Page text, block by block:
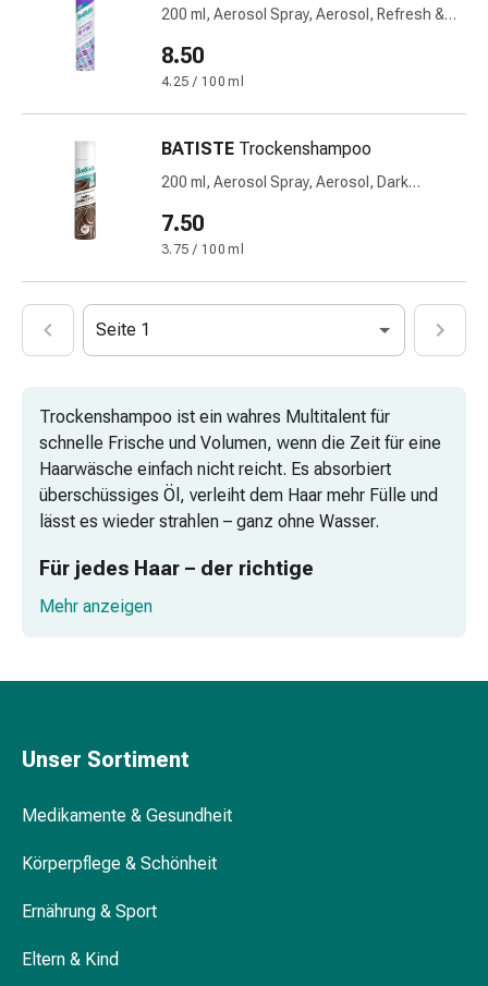
Rezeptpflichtige
Arzneimittel
Rezeptpflichtige
Vaginalbeschwerden
Menstruation
Wechseljahre
Scheideninfektion
Kombipräparate
Zahn-
&
Mundgesundheit
Kariesprophylaxe
Mund
(Xerostomie)
und
Medikamente
Kopfhautbeschwerden
Körperpflege
Schönheit
200 ml, Aerosol Spray, Aerosol, Refresh &
8.50
4.25 / 100 ml
BATISTE Trockenshampoo
200 ml, Aerosol Spray, Aerosol, Dark
7.50
3.75 / 100 ml
Seite 1
Trockenshampoo ist ein wahres Multitalent für
schnelle Frische und Volumen, wenn die Zeit für eine
Haarwäsche einfach nicht reicht. Es absorbiert
überschüssiges Öl, verleiht dem Haar mehr Fülle und
lässt es wieder strahlen – ganz ohne Wasser.
Für jedes Haar – der richtige
Trockenshampoo-Typ
Für blondes und dunkles Haar – perfekt
Mehr anzeigen
Unser Sortiment
Medikamente & Gesundheit
Körperpflege & Schönheit
Ernährung & Sport
Eltern & Kind